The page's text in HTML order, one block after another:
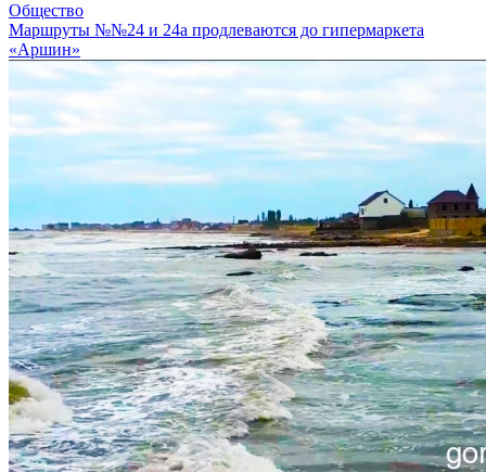
Общество
Маршруты №№24 и 24а продлеваются до гипермаркета
«Аршин»